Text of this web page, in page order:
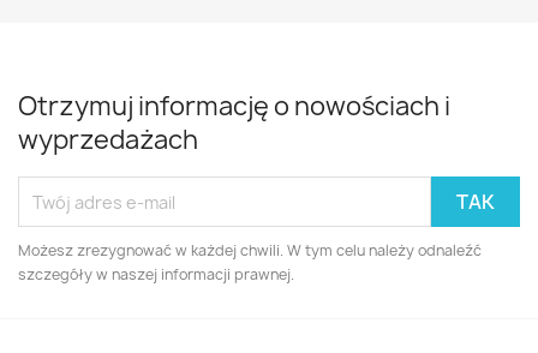
Otrzymuj informację o nowościach i
wyprzedażach
Możesz zrezygnować w każdej chwili. W tym celu należy odnaleźć
szczegóły w naszej informacji prawnej.